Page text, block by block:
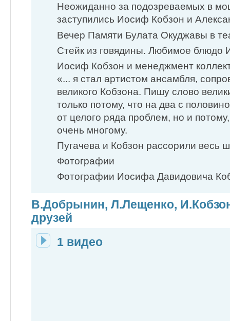
Неожиданно за подозреваемых в
заступились Иосиф Кобзон и
Вечер Памяти Булата Окуджавы в
Стейк из говядины. Любимое
Иосиф Кобзон и менеджмент
«... я стал артистом ан­самбля,
великого Кобзона. Пи­шу слово
только потому, что на два с
от целого ряда проблем, но и
очень многому.
Пугачева и Кобзон рассорили весь
Фотографии
Фотографии Иосифа Давидовича
В.Добрынин, Л.Лещенко,
друзей
1 видео